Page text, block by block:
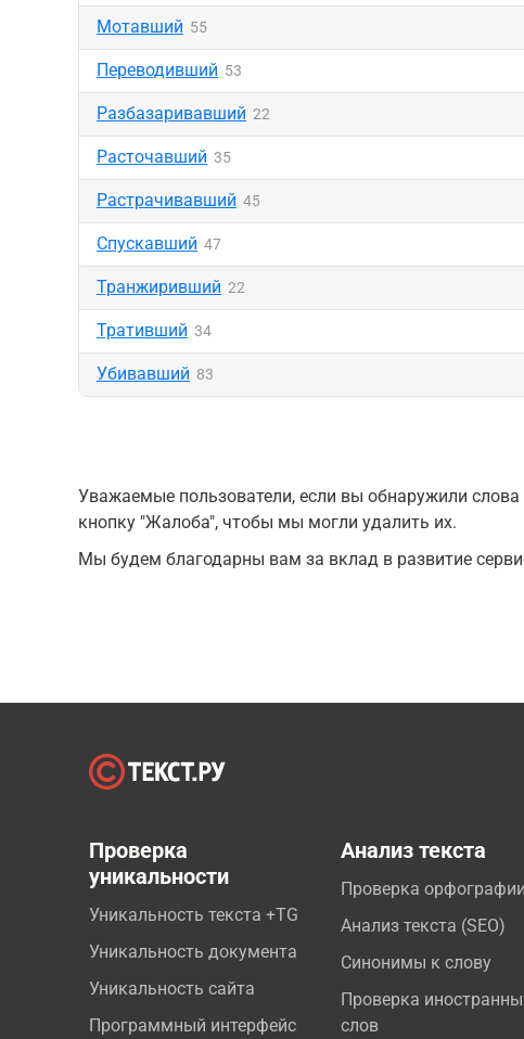
Мотавший 55
Переводивший 53
Разбазаривавший 22
Расточавший 35
Растрачивавший 45
Спускавший 47
Транжиривший 22
Тративший 34
Убивавший 83
Уважаемые пользователи, если вы обнаружили
кнопку "Жалоба", чтобы мы могли удалить их.
Мы будем благодарны вам за вклад в развитие
Проверка
уникальности
Уникальность текста +TG
Уникальность документа
Уникальность сайта
Программный интерфейс
Анализ текста
Проверка орфографии
Анализ текста (SEO)
Синонимы к слову
Проверка
слов